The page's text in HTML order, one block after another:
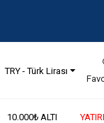
TRY - Türk Lirası
10.000₺ ALTI